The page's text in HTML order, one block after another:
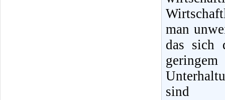
man
das sich
sind